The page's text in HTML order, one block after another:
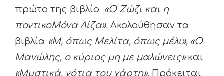
πρώτο της βιβλίο «Ο Ζώζι και η
ποντικοΜόνα Λίζα». Ακολούθησαν τα
βιβλία «Μ, όπως Μελίτα, όπως μέλι», «Ο
Μανώλης, ο κύριος μη με μαλώνεις»και
«Μυστικά, νότια του χάρτη». Πρόκειται